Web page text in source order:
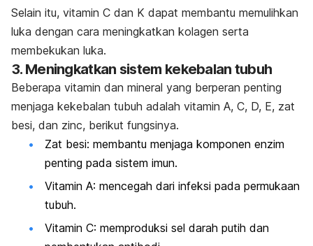
Selain itu, vitamin C dan K dapat membantu memulihkan
luka dengan cara meningkatkan kolagen serta
membekukan luka.
3. Meningkatkan sistem kekebalan tubuh
Beberapa vitamin dan mineral yang berperan penting
menjaga kekebalan tubuh adalah vitamin A, C, D, E, zat
besi, dan zinc, berikut fungsinya.
Zat besi: membantu menjaga komponen enzim
penting pada sistem imun.
Vitamin A: mencegah dari infeksi pada permukaan
tubuh.
Vitamin C: memproduksi sel darah putih dan